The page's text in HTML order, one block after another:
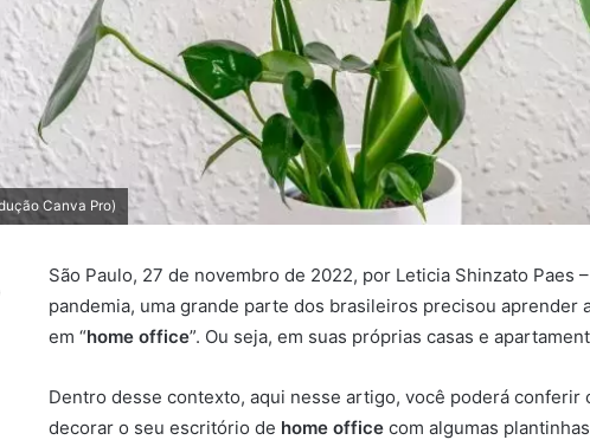
Canva Pro)
São Paulo, 27 de novembro de 2022, por Leticia Shinzato Paes
pandemia, uma grande parte dos brasileiros precisou aprender
em “home office”. Ou seja, em suas próprias casas e
Dentro desse contexto, aqui nesse artigo, você poderá conferir
decorar o seu escritório de home office com algumas